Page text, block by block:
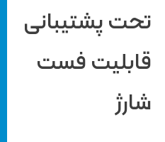
تحت پشتیبانی
قابلیت فست
شارژ